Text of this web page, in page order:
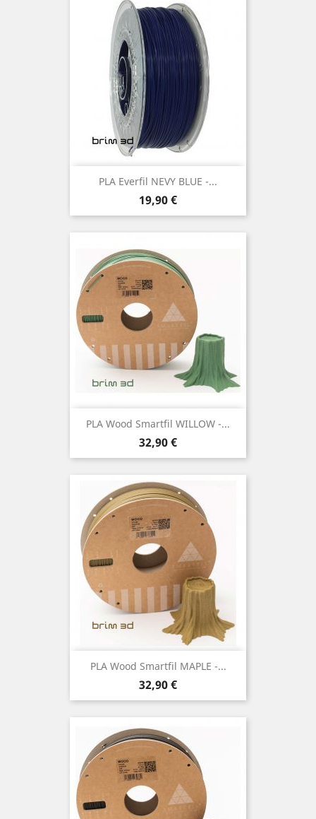
PLA Everfil NEVY BLUE -...
Preço
19,90 €
PLA Wood Smartfil WILLOW -...
Preço
32,90 €
PLA Wood Smartfil MAPLE -...
Preço
32,90 €